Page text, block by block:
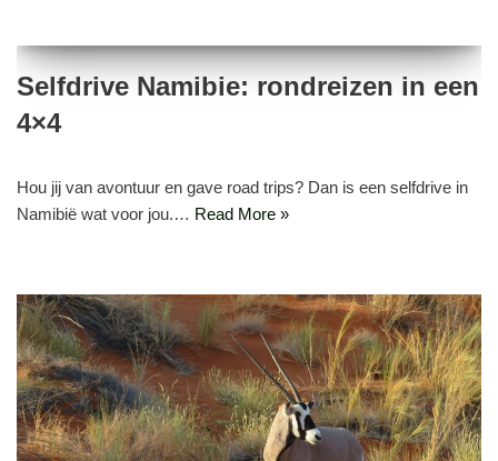
Selfdrive Namibie: rondreizen in een
4×4
Hou jij van avontuur en gave road trips? Dan is een selfdrive in
Namibië wat voor jou.… Read More »